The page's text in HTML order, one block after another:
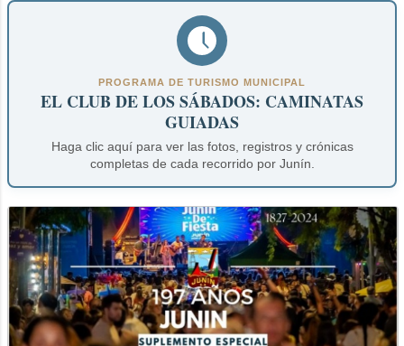
PROGRAMA DE TURISMO MUNICIPAL
EL CLUB DE LOS SÁBADOS: CAMINATAS
GUIADAS
Haga clic aquí para ver las fotos, registros y crónicas
completas de cada recorrido por Junín.